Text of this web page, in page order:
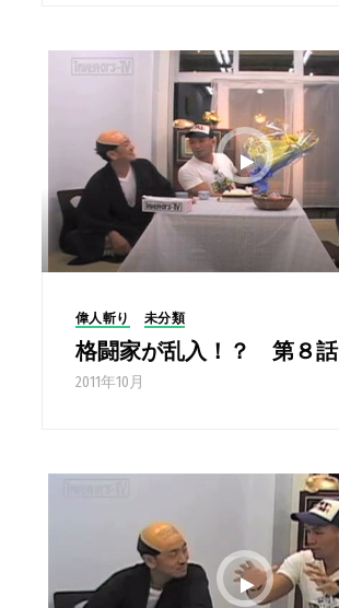
偉人斬り 未分類
格闘家が乱入！？ 第８話
2011年10月